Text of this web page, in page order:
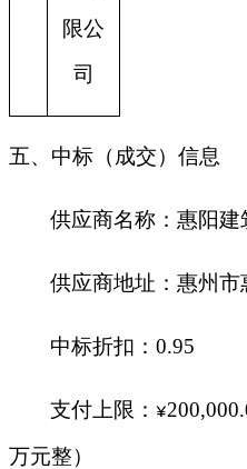
限公
司
五、中标（成交）信息
供应商名称： 惠阳建
供应商地址：惠州
中标折扣：0.95
支付上限： ¥
万元整）